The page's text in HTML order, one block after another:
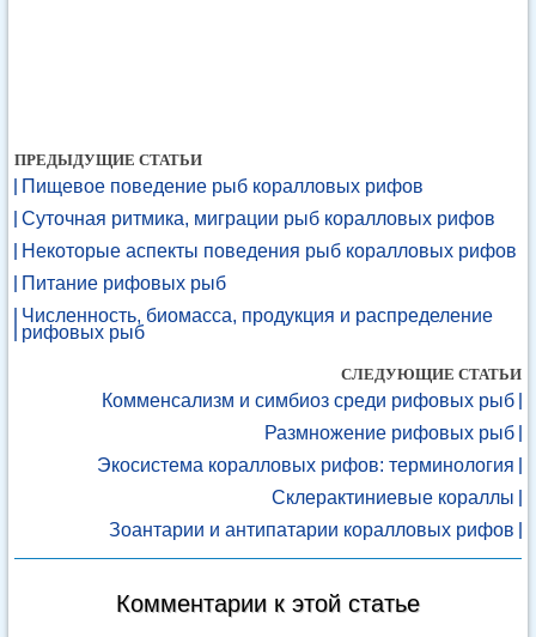
ПРЕДЫДУЩИЕ СТАТЬИ
Пищевое поведение рыб коралловых рифов
Суточная ритмика, миграции рыб коралловых рифов
Некоторые аспекты поведения рыб коралловых рифов
Питание рифовых рыб
Численность, биомасса, продукция и распределение
рифовых рыб
СЛЕДУЮЩИЕ СТАТЬИ
Комменсализм и симбиоз среди рифовых рыб
Размножение рифовых рыб
Экосистема коралловых рифов: терминология
Склерактиниевые кораллы
Зоантарии и антипатарии коралловых рифов
Комментарии к этой статье